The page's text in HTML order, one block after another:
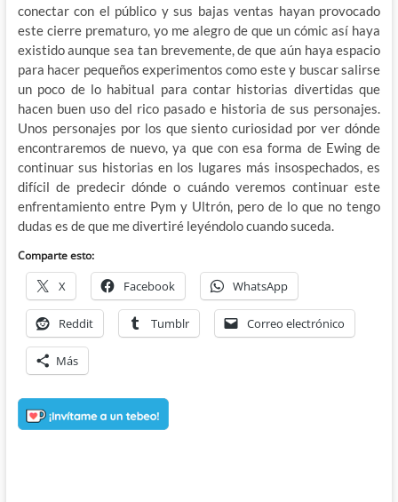
conectar con el público y sus bajas ventas hayan provocado
este cierre prematuro, yo me alegro de que un cómic así haya
existido aunque sea tan brevemente, de que aún haya espacio
para hacer pequeños experimentos como este y buscar salirse
un poco de lo habitual para contar historias divertidas que
hacen buen uso del rico pasado e historia de sus personajes.
Unos personajes por los que siento curiosidad por ver dónde
encontraremos de nuevo, ya que con esa forma de Ewing de
continuar sus historias en los lugares más insospechados, es
difícil de predecir dónde o cuándo veremos continuar este
enfrentamiento entre Pym y Ultrón, pero de lo que no tengo
dudas es de que me divertiré leyéndolo cuando suceda.
Comparte esto:
X Facebook WhatsApp
Reddit Tumblr Correo electrónico
Más